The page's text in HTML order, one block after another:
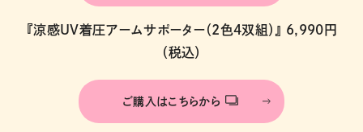
『涼感UV着圧アームサポーター（2色4双組）』 6,990円
（税込）
ご購入はこちらから